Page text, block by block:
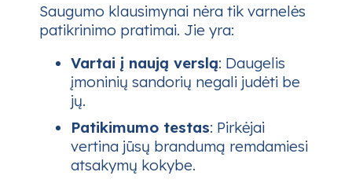
Saugumo klausimynai nėra tik varnelės
patikrinimo pratimai. Jie yra:
Vartai į naują verslą: Daugelis
įmoninių sandorių negali judėti be
jų.
Patikimumo testas: Pirkėjai
vertina jūsų brandumą remdamiesi
atsakymų kokybe.